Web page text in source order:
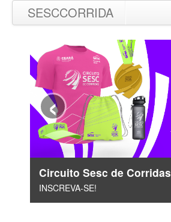
SESCCORRIDA
Circuito Sesc de Corridas
INSCREVA-SE!
‹